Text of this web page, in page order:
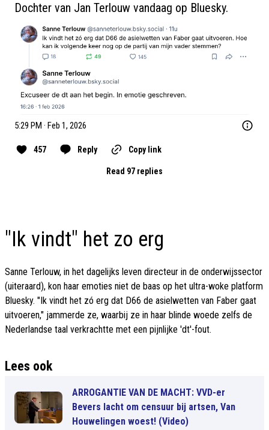
Dochter van Jan Terlouw vandaag op Bluesky.
5:29 PM · Feb 1, 2026
457 Reply Copy link
Read 97 replies
"Ik vindt" het zo erg
Sanne Terlouw, in het dagelijks leven directeur in de onderwijssector
(uiteraard), kon haar emoties niet de baas op het ultra-woke platform
Bluesky. "Ik vindt het zó erg dat D66 de asielwetten van Faber gaat
uitvoeren," jammerde ze, waarbij ze in haar blinde woede zelfs de
Nederlandse taal verkrachtte met een pijnlijke 'dt'-fout.
Lees ook
ARROGANTIE VAN DE MACHT: VVD-er
Bevers lacht om censuur bij artsen, Van
Houwelingen woest! (Video)